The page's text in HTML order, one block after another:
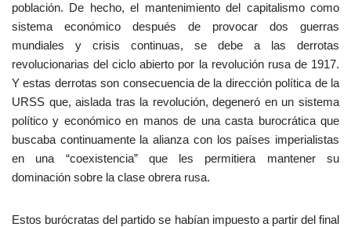
población. De hecho, el mantenimiento del capitalismo como
sistema económico después de provocar dos guerras
mundiales y crisis continuas, se debe a las derrotas
revolucionarias del ciclo abierto por la revolución rusa de 1917.
Y estas derrotas son consecuencia de la dirección política de la
URSS que, aislada tras la revolución, degeneró en un sistema
político y económico en manos de una casta burocrática que
buscaba continuamente la alianza con los países imperialistas
en una “coexistencia” que les permitiera mantener su
dominación sobre la clase obrera rusa.
Estos burócratas del partido se habían impuesto a partir del final